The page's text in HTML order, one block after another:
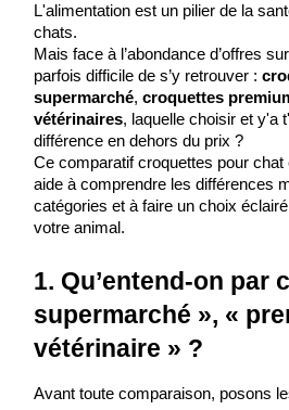
L'alimentation est un pilier de la
chats.
Mais face à l’abondance d’offres
parfois difficile de s’y retrouver :
supermarché, croquettes
vétérinaires, laquelle choisir et y'a
différence en dehors du prix ?
Ce comparatif croquettes pour
aide à comprendre les différences
catégories et à faire un choix
votre animal.
1. Qu’entend-on par
supermarché », «
vétérinaire » ?
Avant toute comparaison, posons